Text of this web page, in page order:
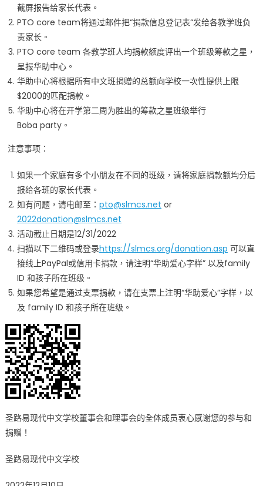
截屏报告给家长代表。
PTO core team将通过邮件把“捐款信息登记表“发给各教学班负
责家长。
PTO core team 各教学班人均捐款额度评出一个班级筹款之星，
呈报华助中心。
华助中心将根据所有中文班捐赠的总额向学校一次性提供上限
$2000的匹配捐款。
华助中心将在开学第二周为胜出的筹款之星班级举行
Boba party。
注意事项：
如果一个家庭有多个小朋友在不同的班级，请将家庭捐款额均分后
报给各班的家长代表。
如有问题，请电邮至： pto@slmcs.net or
2022donation@slmcs.net
活动截止日期是12/31/2022
扫描以下二维码或登录https://slmcs.org/donation.asp 可以直
接线上PayPal或信用卡捐款，请注明“华助爱心字样” 以及family
ID 和孩子所在班级。
如果您希望是通过支票捐款，请在支票上注明“华助爱心”字样，以
及 family ID 和孩子所在班级。
圣路易现代中文学校董事会和理事会的全体成员衷心感谢您的参与和
捐赠！
圣路易现代中文学校